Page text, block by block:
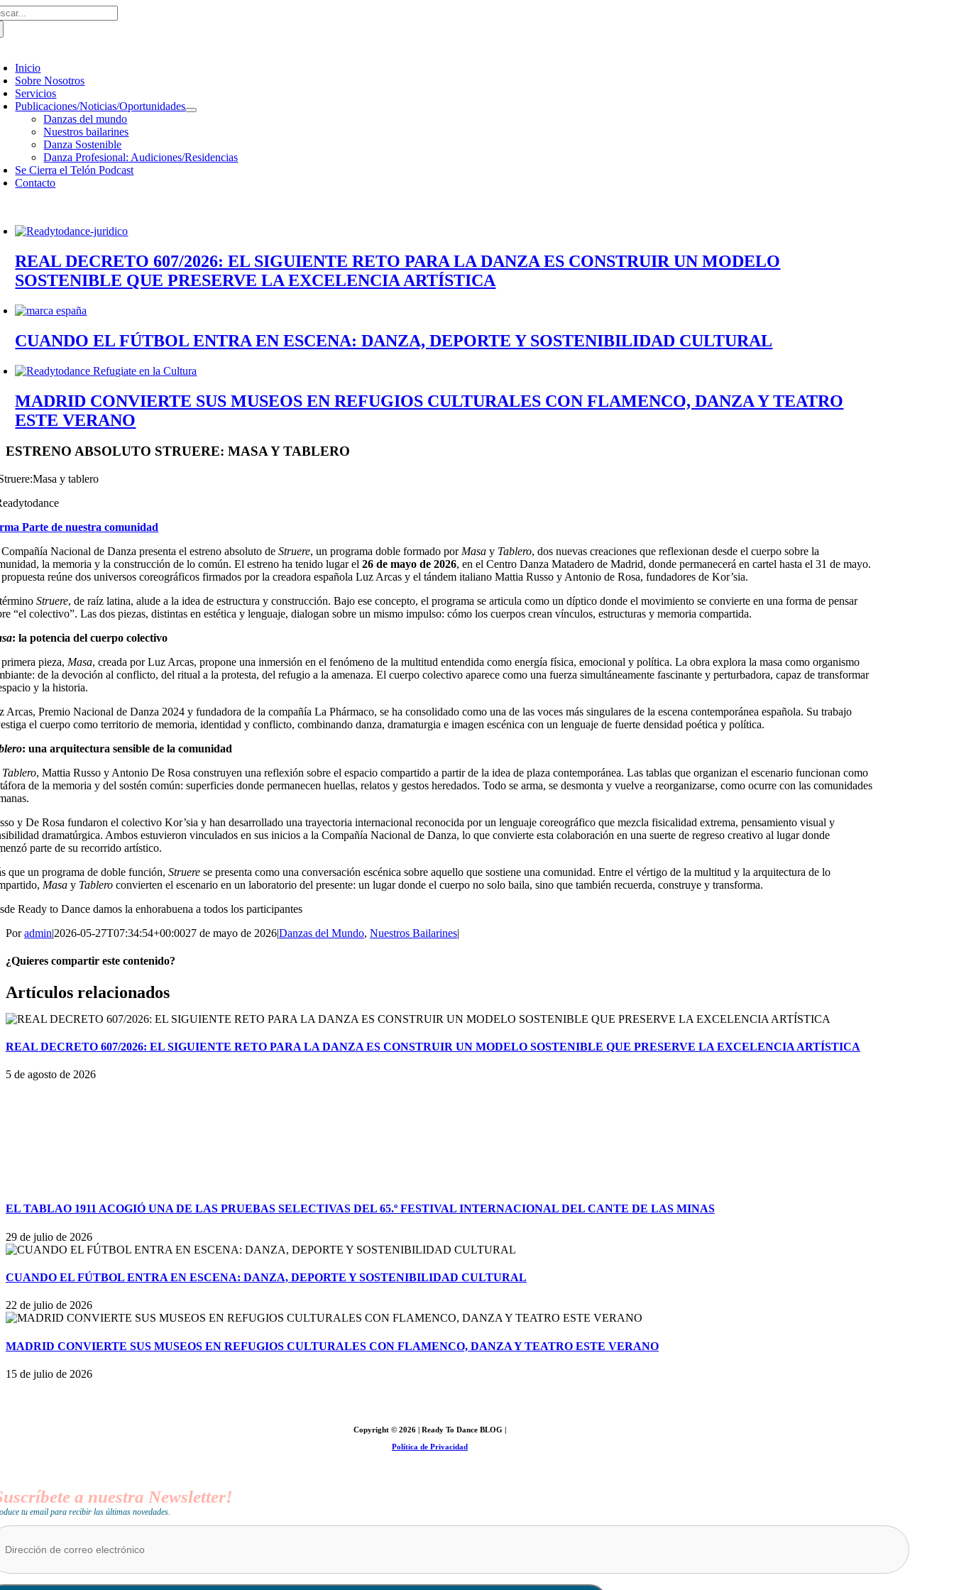
Saltar
al
Inicio
Sobre Nosotros
Servicios
Publicaciones/Noticias/Oportunidades
Danzas del mundo
Nuestros bailarines
Danza Sostenible
Danza Profesional: Audiciones/Residencias
Se Cierra el Telón Podcast
Contacto
REAL DECRETO 607/2026: EL SIGUIENTE RETO PARA LA DANZA ES CONSTRUIR UN MODELO
SOSTENIBLE QUE PRESERVE LA EXCELENCIA ARTÍSTICA
CUANDO EL FÚTBOL ENTRA EN ESCENA: DANZA, DEPORTE Y SOSTENIBILIDAD CULTURAL
MADRID CONVIERTE SUS MUSEOS EN REFUGIOS CULTURALES CON FLAMENCO, DANZA Y TEATRO
ESTE VERANO
ESTRENO ABSOLUTO STRUERE: MASA Y TABLERO
Parte de nuestra comunidad
Nacional de Danza presenta el estreno absoluto deStruere, un programa doble formado por Masa y Tablero, dos nuevas creaciones que reflexionan desde el cuerpo sobre la
la memoria y la construcción de lo común. El estreno ha tenido lugar el26 de mayo de 2026, en el Centro Danza Matadero de Madrid, donde permanecerá en cartel hasta el 31 de mayo.
reúne dos universos coreográficos firmados por la creadora española Luz Arcas y el tándem italiano Mattia Russo y Antonio de Rosa, fundadores de Kor’sia.
Struere, de raíz latina, alude a la idea de estructura y construcción. Bajo ese concepto, el programa se articula como un díptico donde el movimiento se convierte en una forma de pensar
“el colectivo”. Las dos piezas, distintas en estética y lenguaje, dialogan sobre un mismo impulso: cómo los cuerpos crean vínculos, estructuras y memoria compartida.
: la potencia del cuerpo colectivo
pieza, Masa, creada por Luz Arcas, propone una inmersión en el fenómeno de la multitud entendida como energía física, emocional y política. La obra explora la masa como organismo
de la devoción al conflicto, del ritual a la protesta, del refugio a la amenaza. El cuerpo colectivo aparece como una fuerza simultáneamente fascinante y perturbadora, capaz de transformar
y la historia.
Arcas, Premio Nacional de Danza 2024 y fundadora de la compañía La Phármaco, se ha consolidado como una de las voces más singulares de la escena contemporánea española. Su trabajo
el cuerpo como territorio de memoria, identidad y conflicto, combinando danza, dramaturgia e imagen escénica con un lenguaje de fuerte densidad poética y política.
: una arquitectura sensible de la comunidad
Tablero, Mattia Russo y Antonio De Rosa construyen una reflexión sobre el espacio compartido a partir de la idea de plaza contemporánea. Las tablas que organizan el escenario funcionan como
de la memoria y del sostén común: superficies donde permanecen huellas, relatos y gestos heredados. Todo se arma, se desmonta y vuelve a reorganizarse, como ocurre con las comunidades
y De Rosa fundaron el colectivo Kor’sia y han desarrollado una trayectoria internacional reconocida por un lenguaje coreográfico que mezcla fisicalidad extrema, pensamiento visual y
dramatúrgica. Ambos estuvieron vinculados en sus inicios a la Compañía Nacional de Danza, lo que convierte esta colaboración en una suerte de regreso creativo al lugar donde
parte de su recorrido artístico.
que un programa de doble función,Struere se presenta como una conversación escénica sobre aquello que sostiene una comunidad. Entre el vértigo de la multitud y la arquitectura de lo
Masa y Tablero convierten el escenario en un laboratorio del presente: un lugar donde el cuerpo no solo baila, sino que también recuerda, construye y transforma.
Ready to Dance damos la enhorabuena a todos los participantes
Poradmin|2026-05-27T07:34:54+00:0027 de mayo de 2026|Danzas del Mundo, Nuestros Bailarines|
¿Quieres compartir este contenido?
Facebook
X
Bluesky
Reddit
LinkedIn
WhatsApp
Telegram
Tumblr
Pinterest
Correo
electrónico
Artículos relacionados
REAL DECRETO 607/2026: EL SIGUIENTE RETO PARA LA DANZA ES CONSTRUIR UN MODELO SOSTENIBLE QUE PRESERVE LA EXCELENCIA ARTÍSTICA
5 de agosto de 2026
EL TABLAO 1911 ACOGIÓ UNA DE LAS PRUEBAS SELECTIVAS DEL 65.º FESTIVAL INTERNACIONAL DEL CANTE DE LAS MINAS
29 de julio de 2026
CUANDO EL FÚTBOL ENTRA EN ESCENA: DANZA, DEPORTE Y SOSTENIBILIDAD CULTURAL
22 de julio de 2026
MADRID CONVIERTE SUS MUSEOS EN REFUGIOS CULTURALES CON FLAMENCO, DANZA Y TEATRO ESTE VERANO
15 de julio de 2026
Copyright © 2026 | Ready To Dance BLOG |
Política de Privacidad
a nuestra Newsletter!
tu email para recibir las últimas novedades.